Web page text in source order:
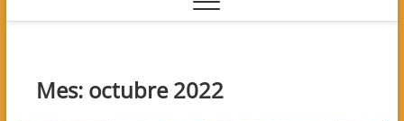
Mes: octubre 2022